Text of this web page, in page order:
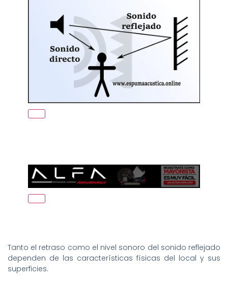
Tanto el retraso como el nivel sonoro del sonido reflejado
dependen de las características físicas del local y sus
superficies.